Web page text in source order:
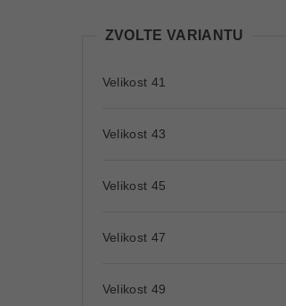
ZVOLTE VARIANTU
Velikost 41
Velikost 43
Velikost 45
Velikost 47
Velikost 49